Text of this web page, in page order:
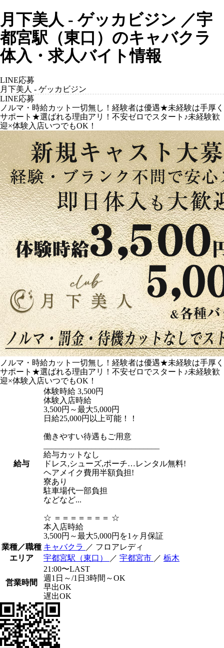
月下美人 - ゲッカビジン ／宇
都宮駅（東口）のキャバクラ
体入・求人バイト情報
LINE応募
月下美人 - ゲッカビジン
LINE応募
ノルマ・時給カット一切無し！経験者は優遇★未経験は手厚く
サポート★選ばれる理由アリ！不安ゼロでスタート♪未経験歓
迎×体験入店いつでもOK！
ノルマ・時給カット一切無し！経験者は優遇★未経験は手厚く
サポート★選ばれる理由アリ！不安ゼロでスタート♪未経験歓
迎×体験入店いつでもOK！
給与
体験時給 3,500円
体験入店時給
3,500円～最大5,000円
日給25,000円以上可能！！
働きやすい待遇もご用意
給与カットなし
ドレス,シューズ,ポーチ…レンタル無料!
ヘアメイク費用半額負担!
寮あり
駐車場代一部負担
などなど...
☆ ＝＝＝＝＝＝＝ ☆
本入店時給
3,500円～最大5,000円を1ヶ月保証
業種／職種 キャバクラ ／ フロアレディ
エリア
宇都宮駅（東口） ／ 宇都宮市 ／ 栃木
営業時間
21:00〜LAST
週1日～/1日3時間～OK
早出OK
遅出OK